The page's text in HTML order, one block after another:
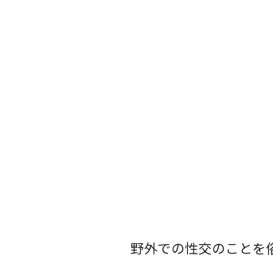
野外での性交のことを